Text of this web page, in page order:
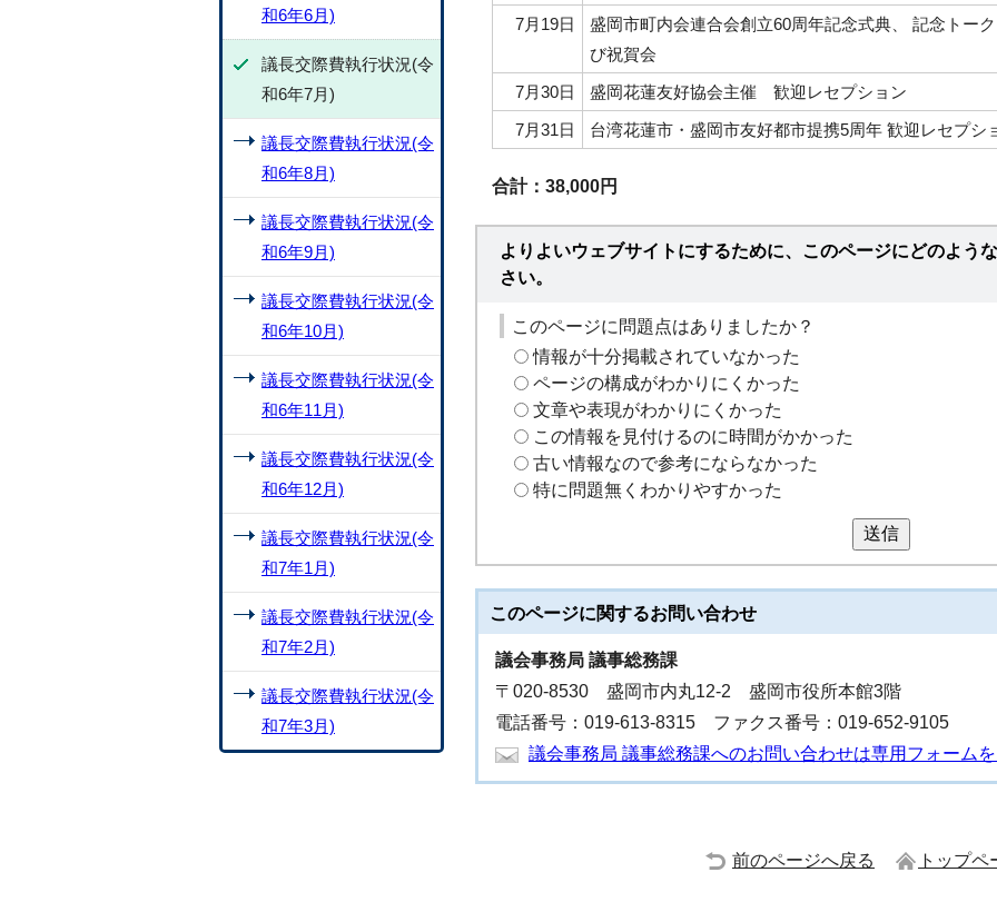
7月19日
盛岡市町内会連合会創立60周年記念式典、 記念トー
び祝賀会
7月30日 盛岡花蓮友好協会主催 歓迎レセプション
7月31日
台湾花蓮市・盛岡市友好都市提携5周年 歓迎レセプシ
合計：38,000円
よりよいウェブサイトにするために、このページにどのよう
さい。
このページに問題点はありましたか？
情報が十分掲載されていなかった
ページの構成がわかりにくかった
文章や表現がわかりにくかった
この情報を見付けるのに時間がかかった
古い情報なので参考にならなかった
特に問題無くわかりやすかった
送信
このページに関するお問い合わせ
議会事務局 議事総務課
〒020-8530 盛岡市内丸12-2 盛岡市役所本館3階
電話番号：019-613-8315 ファクス番号：019-652-9105
議会事務局 議事総務課へのお問い合わせは専用フォームを
和6年6月)
議長交際費執行状況(令
和6年7月)
議長交際費執行状況(令
和6年8月)
議長交際費執行状況(令
和6年9月)
議長交際費執行状況(令
和6年10月)
議長交際費執行状況(令
和6年11月)
議長交際費執行状況(令
和6年12月)
議長交際費執行状況(令
和7年1月)
議長交際費執行状況(令
和7年2月)
議長交際費執行状況(令
和7年3月)
前のページへ戻る トップペ